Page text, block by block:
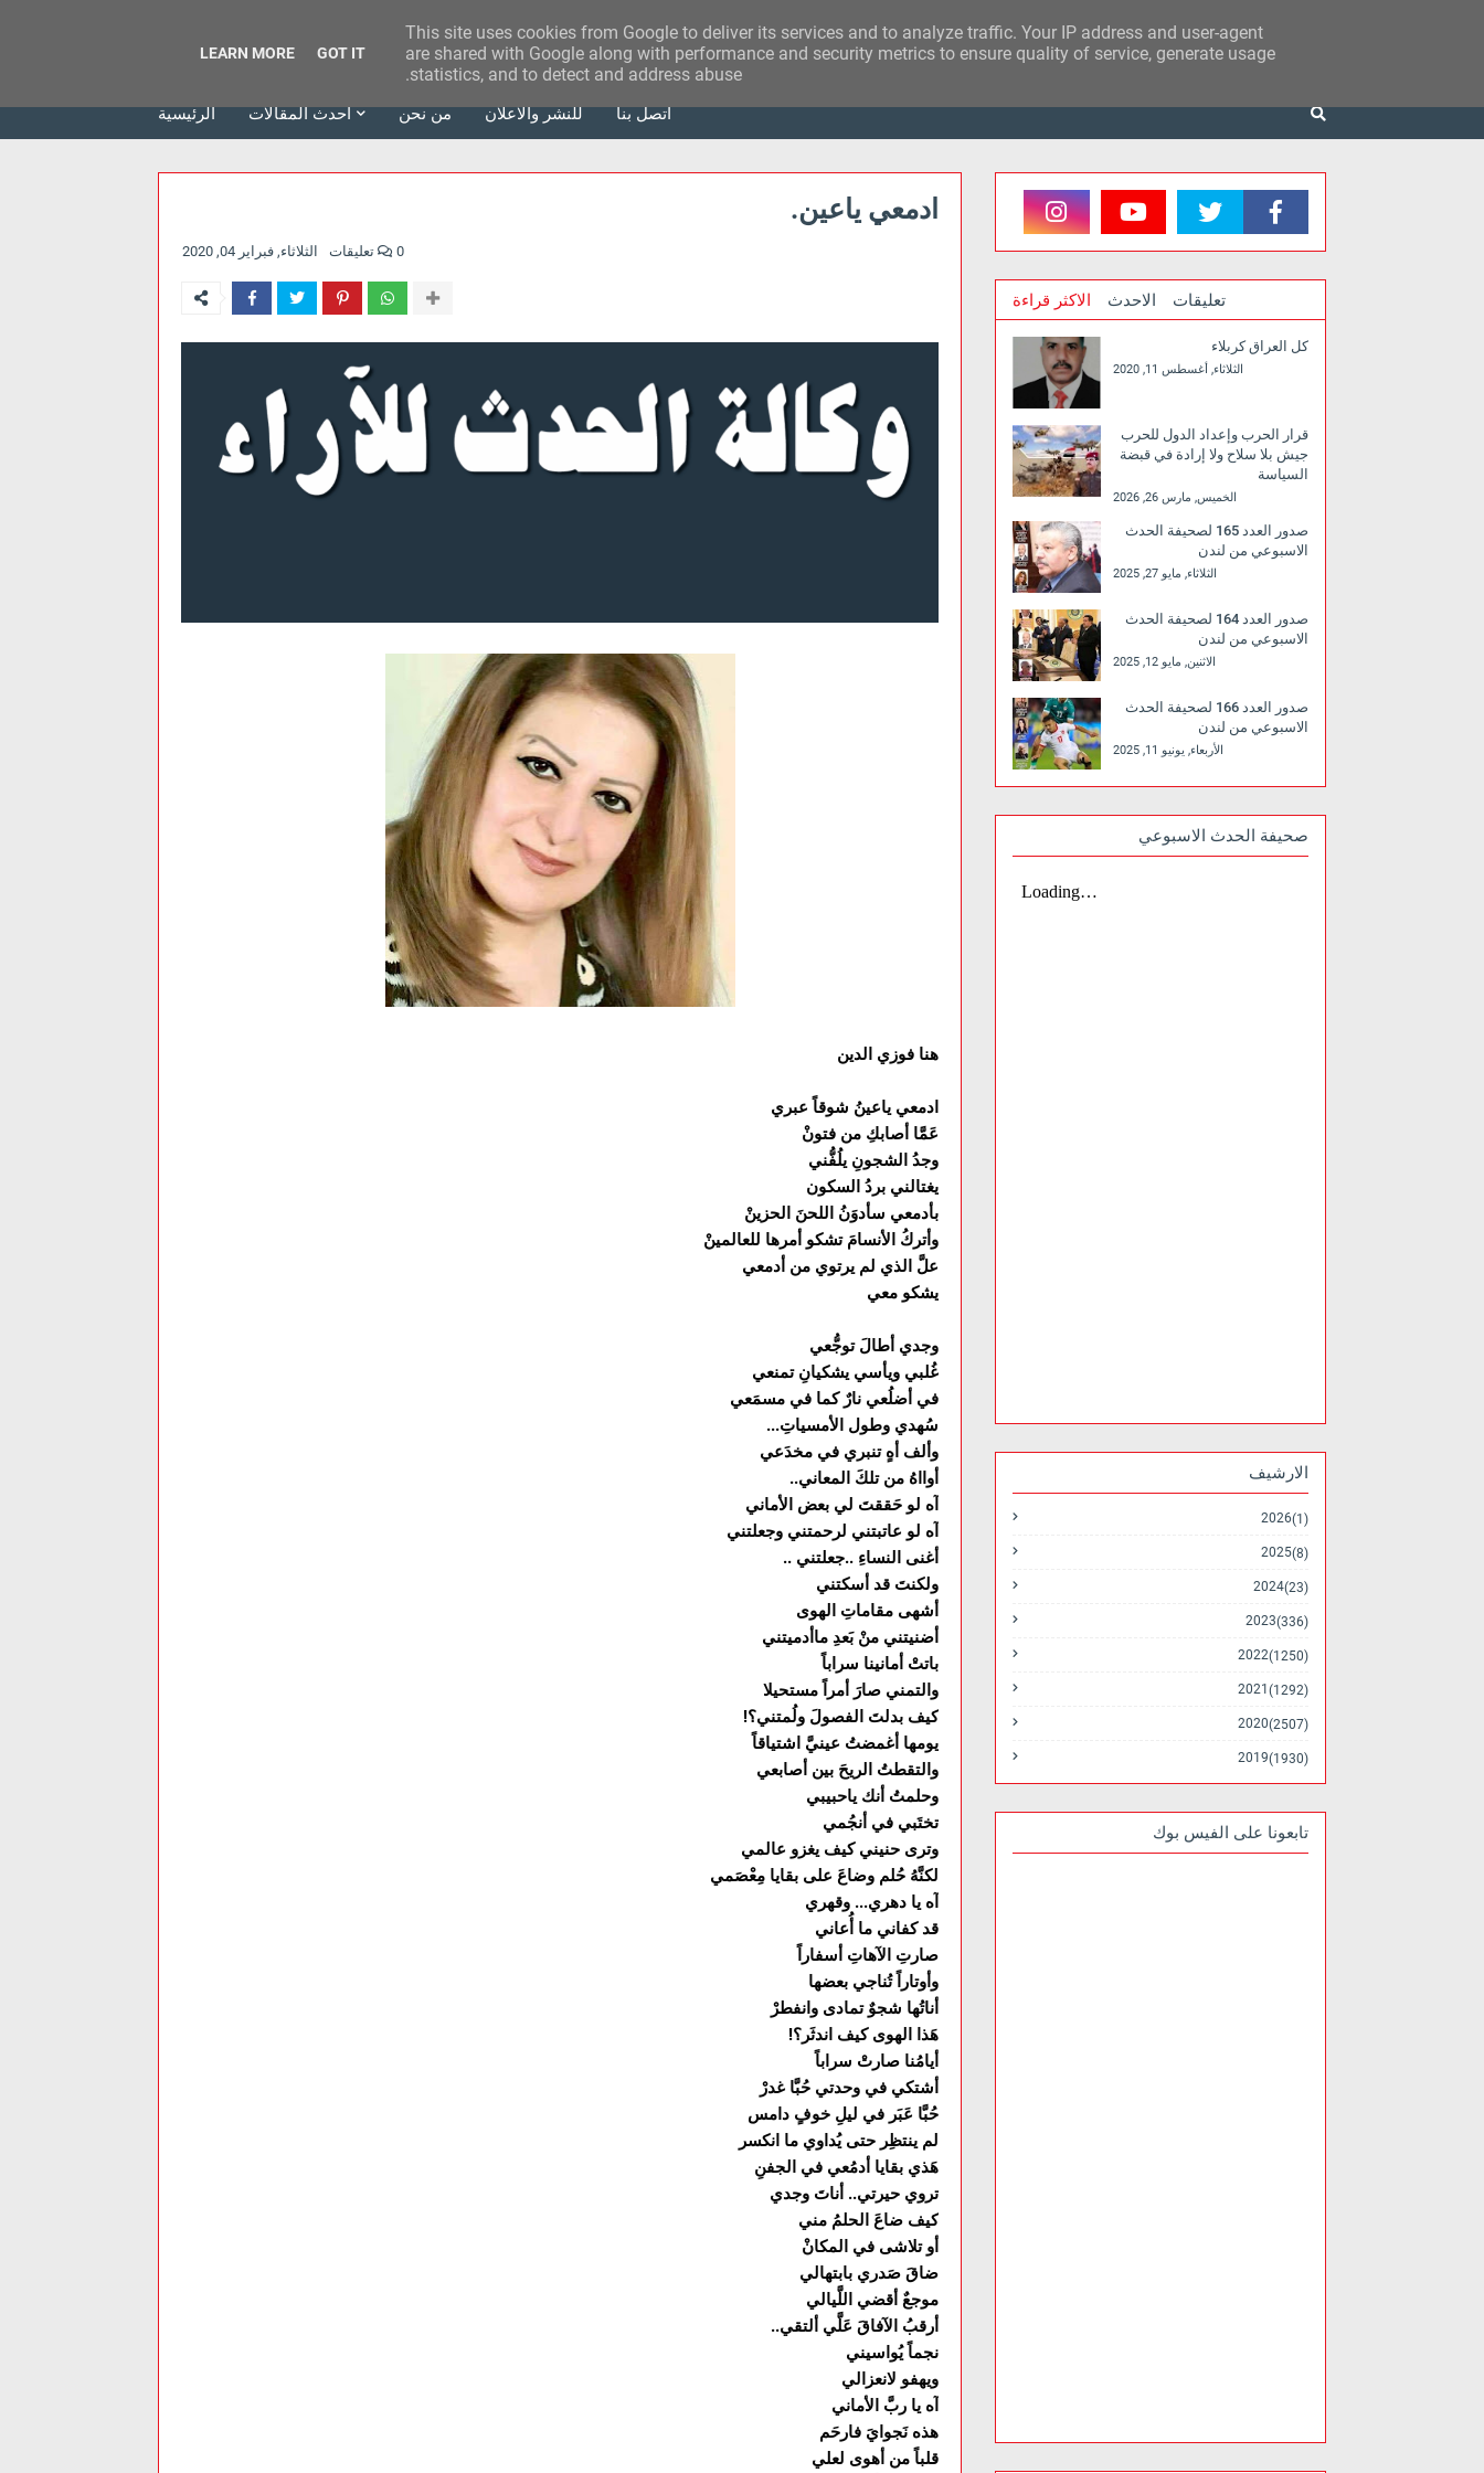
وكالة الحدث للآراء
الرئيسية أحدث المقالات من نحن للنشر والاعلان أتصل بنا
ادمعي ياعين.
الثلاثاء, فبراير 04, 2020 0 تعليقات
هنا فوزي الدين
ادمعي ياعينُ شوقاً عبري
عَمَّا أصابكِ من فتونْ
وجدُ الشجونِ يلُفُّني
يغتالني بردُ السكون
بأدمعي سأدوَنُ اللحنَ الحزينْ
وأتركُ الأنسامَ تشكو أمرها للعالمينْ
علَّ الذي لم يرتوي من أدمعي
يشكو معي
وجدي أطالَ توجُّعي
غُلبي ويأسي يشكيانِ تمنعي
في أضلُعي نارٌ كما في مسمَعي
سُهدي وطول الأمسياتِ...
وألف أهٍ تنبري في مخدَعي
أوااهُ من تلكَ المعاني..
آه لو حَققتَ لي بعض الأماني
آه لو عاتبتني لرحمتني وجعلتني
أغنى النساءِ ..جعلتني ..
ولكنتَ قد أسكتني
أشهى مقاماتِ الهوى
أضنيتني منْ بَعدِ ماأدميتني
باتتْ أمانينا سراباً
والتمني صارَ أمراً مستحيلا
كيف بدلتَ الفصولَ ولُمتني؟!
يومها أغمضتُ عينيَّ اشتياقاً
والتقطتُ الريحَ بين أصابعي
وحلمتُ أنك ياحبيبي
تختَبي في أنجُمي
وترى حنيني كيف يغزو عالمي
لكنَّهُ حُلم وضاعَ على بقايا مِعْصَمي
آه يا دهري... وقهري
قد كفاني ما أُعاني
صارتِ الآهاتِ أسفاراً
وأوتاراً تُناجي بعضها
أناتُها شجوٌ تمادى وانفطرْ
هَذا الهوى كيف اندثَر؟!
أيامُنا صارتْ سراباً
أشتكي في وحدتي حُبَّا غدرْ
حُبَّا عَبَر في ليلِ خوفٍ دامس
لم ينتظِر حتى يُداوي ما انكسر
هَذي بقايا أدمُعي في الجفنِ
تروي حيرتي.. أناتَ وجدي
كيف ضاعَ الحلمُ مني
أو تلاشى في المكانْ
ضاقَ صَدري بابتهالي
موجعٌ أقضي اللَّيالي
أرقبُ الآفاقَ عَلَّي ألتقي..
نجماً يُواسيني
ويهفو لانعزالي
آه يا ربَّ الأماني
هذه نَجوايَ فارحَم
قلباً من أهوى لعلي
الاكثر قراءة الاحدث تعليقات
كل العراق كربلاء
الثلاثاء, أغسطس 11, 2020
قرار الحرب وإعداد الدول للحرب
جيش بلا سلاح ولا إرادة في قبضة
السياسة
الخميس, مارس 26, 2026
صدور العدد 165 لصحيفة الحدث
الاسبوعي من لندن
الثلاثاء, مايو 27, 2025
صدور العدد 164 لصحيفة الحدث
الاسبوعي من لندن
الاثنين, مايو 12, 2025
صدور العدد 166 لصحيفة الحدث
الاسبوعي من لندن
الأربعاء, يونيو 11, 2025
صحيفة الحدث الاسبوعي
الارشيف
2026 (1)
2025 (8)
2024 (23)
2023 (336)
2022 (1250)
2021 (1292)
2020 (2507)
2019 (1930)
تابعونا على الفيس بوك
This site uses cookies from Google to deliver its services and to analyze traffic. Your IP address and user-agent
are shared with Google along with performance and security metrics to ensure quality of service, generate usage
statistics, and to detect and address abuse.
LEARN MORE GOT IT